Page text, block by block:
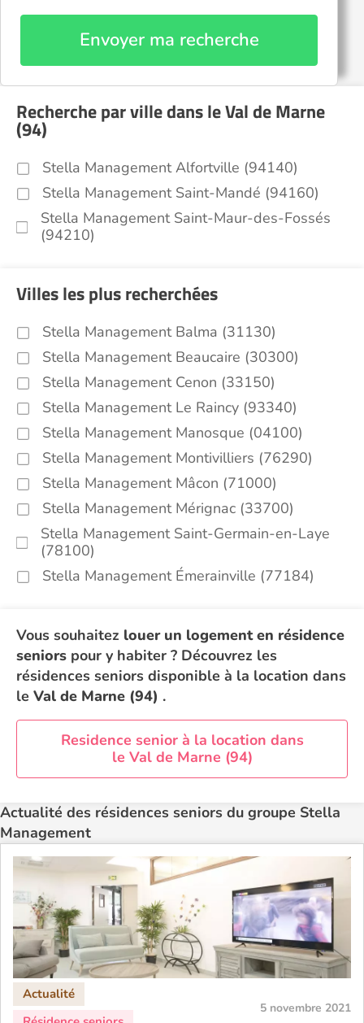
Envoyer ma recherche
Recherche par ville dans le Val de Marne
(94)
Stella Management Alfortville (94140)
Stella Management Saint-Mandé (94160)
Stella Management Saint-Maur-des-Fossés
(94210)
Villes les plus recherchées
Stella Management Balma (31130)
Stella Management Beaucaire (30300)
Stella Management Cenon (33150)
Stella Management Le Raincy (93340)
Stella Management Manosque (04100)
Stella Management Montivilliers (76290)
Stella Management Mâcon (71000)
Stella Management Mérignac (33700)
Stella Management Saint-Germain-en-Laye
(78100)
Stella Management Émerainville (77184)
Vous souhaitez louer un logement en résidence
seniors pour y habiter ? Découvrez les
résidences seniors disponible à la location dans
le Val de Marne (94) .
Residence senior à la location dans
le Val de Marne (94)
Actualité des résidences seniors du groupe Stella
Management
5 novembre 2021